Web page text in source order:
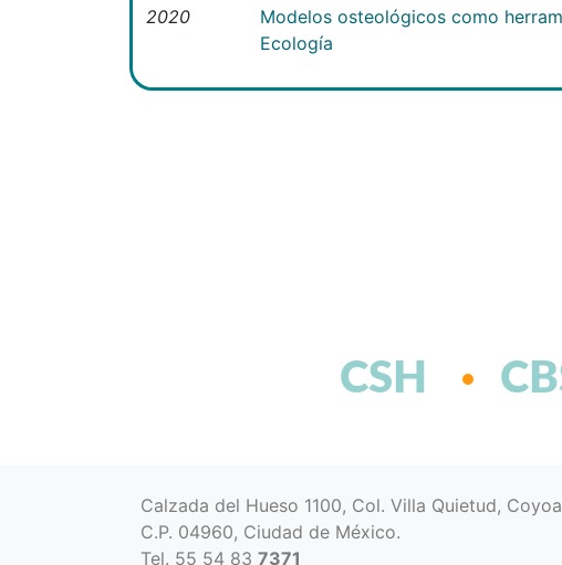
2020
Modelos osteológicos como
Ecología
CSH
Calzada del Hueso 1100, Col. Villa Quietud,
C.P. 04960, Ciudad de México.
Tel. 55 54 83 7371